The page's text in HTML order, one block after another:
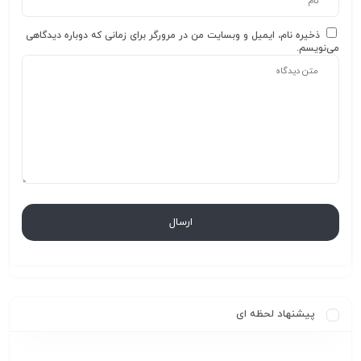
ذخیره نام، ایمیل و وبسایت من در مرورگر برای زمانی که دوباره دیدگاهی
می‌نویسم.
پیشنهاد لحظه ای